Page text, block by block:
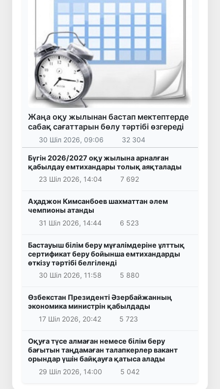
Жаңа оқу жылынан бастап мектептерде
сабақ сағаттарын бөлу тәртібі өзгереді
30 Шіл 2026, 09:06 32 304
Бүгін 2026/2027 оқу жылына арналған
қабылдау емтихандары толық аяқталады
23 Шіл 2026, 14:04
7 692
Аҳаджон Кимсанбоев шахматтан әлем
чемпионы атанды
31 Шіл 2026, 14:44
6 523
Бастауыш білім беру мұғалімдеріне ұлттық
сертификат беру бойынша емтихандарды
өткізу тәртібі белгіленді
30 Шіл 2026, 11:58
5 880
Өзбекстан Президенті Әзербайжанның
экономика министрін қабылдады
17 Шіл 2026, 20:42
5 723
Оқуға түсе алмаған немесе білім беру
бағытын таңдамаған талапкерлер вакант
орындар үшін байқауға қатыса алады
29 Шіл 2026, 14:00
5 042